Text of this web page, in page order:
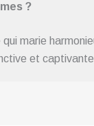
?
marie
et